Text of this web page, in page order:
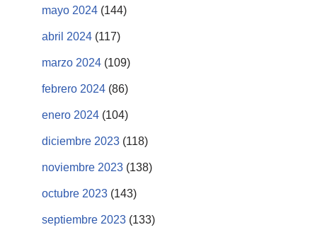
mayo 2024 (144)
abril 2024 (117)
marzo 2024 (109)
febrero 2024 (86)
enero 2024 (104)
diciembre 2023 (118)
noviembre 2023 (138)
octubre 2023 (143)
septiembre 2023 (133)